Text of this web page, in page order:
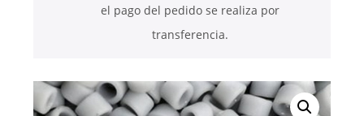
26
NOVIEMBRE
26
NOVIEMBRE
26
NOVIEMBRE
el pago del pedido se realiza por
transferencia.